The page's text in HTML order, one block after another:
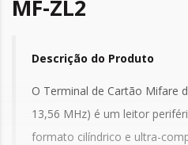
MF-ZL2
Descrição do Produto
O Terminal de Cartão Mifare
13,56 MHz) é um leitor
formato cilíndrico e ultra-